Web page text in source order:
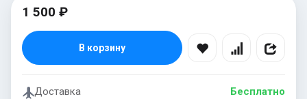
1 500 ₽
В корзину
Доставка Бесплатно